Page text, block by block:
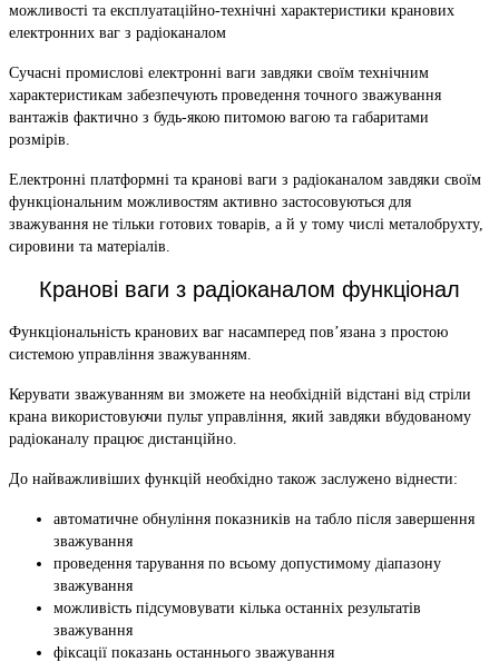
можливості та експлуатаційно-технічні характеристики кранових
електронних ваг з радіоканалом
Сучасні промислові електронні ваги завдяки своїм технічним
характеристикам забезпечують проведення точного зважування
вантажів фактично з будь-якою питомою вагою та габаритами
розмірів.
Електронні платформні та кранові ваги з радіоканалом завдяки своїм
функціональним можливостям активно застосовуються для
зважування не тільки готових товарів, а й у тому числі металобрухту,
сировини та матеріалів.
Кранові ваги з радіоканалом функціонал
Функціональність кранових ваг насамперед пов’язана з простою
системою управління зважуванням.
Керувати зважуванням ви зможете на необхідній відстані від стріли
крана використовуючи пульт управління, який завдяки вбудованому
радіоканалу працює дистанційно.
До найважливіших функцій необхідно також заслужено віднести:
автоматичне обнуління показників на табло після завершення
зважування
проведення тарування по всьому допустимому діапазону
зважування
можливість підсумовувати кілька останніх результатів
зважування
фіксації показань останнього зважування